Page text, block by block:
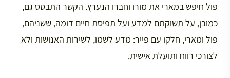
פול חיפש במארי את מורו וחברו הנערץ. הקשר התבסס גם,
כמובן, על תשוקתם למדע ועל תפיסת חיים דומה, ששניהם,
פול ומארי, חלקו עם פייר: מדע לשמו, לשירות האנושות ולא
לצורכי רווח ותועלת אישית.